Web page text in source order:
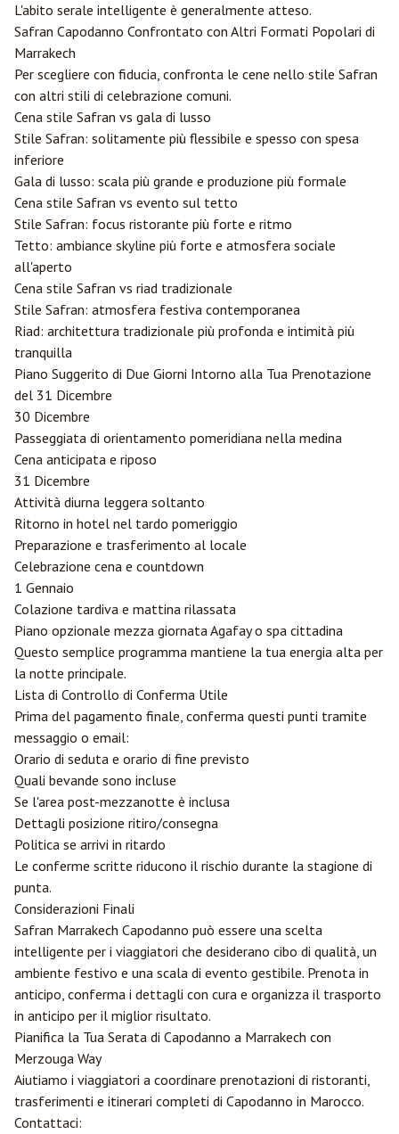
L'abito serale intelligente è generalmente atteso.
Safran Capodanno Confrontato con Altri Formati Popolari di
Marrakech
Per scegliere con fiducia, confronta le cene nello stile Safran
con altri stili di celebrazione comuni.
Cena stile Safran vs gala di lusso
Stile Safran: solitamente più flessibile e spesso con spesa
inferiore
Gala di lusso: scala più grande e produzione più formale
Cena stile Safran vs evento sul tetto
Stile Safran: focus ristorante più forte e ritmo
Tetto: ambiance skyline più forte e atmosfera sociale
all'aperto
Cena stile Safran vs riad tradizionale
Stile Safran: atmosfera festiva contemporanea
Riad: architettura tradizionale più profonda e intimità più
tranquilla
Piano Suggerito di Due Giorni Intorno alla Tua Prenotazione
del 31 Dicembre
30 Dicembre
Passeggiata di orientamento pomeridiana nella medina
Cena anticipata e riposo
31 Dicembre
Attività diurna leggera soltanto
Ritorno in hotel nel tardo pomeriggio
Preparazione e trasferimento al locale
Celebrazione cena e countdown
1 Gennaio
Colazione tardiva e mattina rilassata
Piano opzionale mezza giornata Agafay o spa cittadina
Questo semplice programma mantiene la tua energia alta per
la notte principale.
Lista di Controllo di Conferma Utile
Prima del pagamento finale, conferma questi punti tramite
messaggio o email:
Orario di seduta e orario di fine previsto
Quali bevande sono incluse
Se l'area post-mezzanotte è inclusa
Dettagli posizione ritiro/consegna
Politica se arrivi in ritardo
Le conferme scritte riducono il rischio durante la stagione di
punta.
Considerazioni Finali
Safran Marrakech Capodanno può essere una scelta
intelligente per i viaggiatori che desiderano cibo di qualità, un
ambiente festivo e una scala di evento gestibile. Prenota in
anticipo, conferma i dettagli con cura e organizza il trasporto
in anticipo per il miglior risultato.
Pianifica la Tua Serata di Capodanno a Marrakech con
Merzouga Way
Aiutiamo i viaggiatori a coordinare prenotazioni di ristoranti,
trasferimenti e itinerari completi di Capodanno in Marocco.
Contattaci: